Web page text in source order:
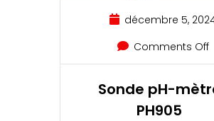
décembre 5,
Comments Off
Sonde pH-
PH905